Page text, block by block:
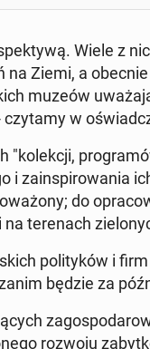
Wiele z
Ziemi, a
muzeów
czytamy w
"ko­lek­cji,
za­in­spi­ro­wa­nia
do
te­re­nach
po­li­ty­ków i
będzie za
rozwoju